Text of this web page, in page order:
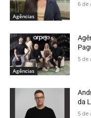
Agências
6 de
Agências
5 de
da
5 de